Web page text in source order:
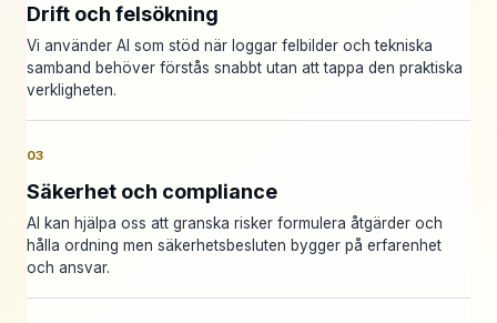
Drift och felsökning
Vi använder AI som stöd när loggar felbilder och tekniska
samband behöver förstås snabbt utan att tappa den praktiska
verkligheten.
03
Säkerhet och compliance
AI kan hjälpa oss att granska risker formulera åtgärder och
hålla ordning men säkerhetsbesluten bygger på erfarenhet
och ansvar.